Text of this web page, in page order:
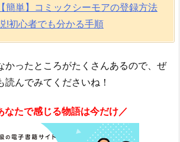
【簡単】コミックシーモアの登録方法
!初心者でも分かる手順
かったところがたくさんあるので、ぜ
んでみてくださいね！
なたで感じる物語は今だけ／